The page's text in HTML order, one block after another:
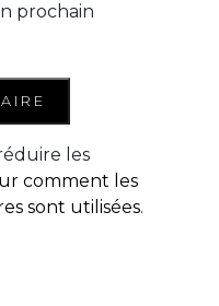
prochain
les
comment les
sont utilisées.